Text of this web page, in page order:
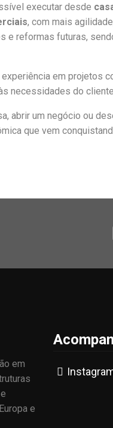
executar desde
, com mais
e reformas futuras,
em projetos
necessidades do
abrir um negócio ou
que vem
em
e